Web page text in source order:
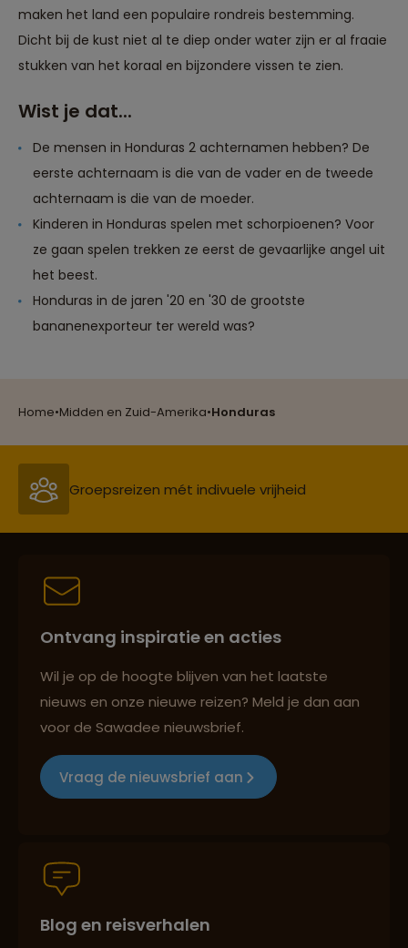
Home•Midden en Zuid-Amerika•Honduras
maken het land een populaire rondreis bestemming.
Dicht bij de kust niet al te diep onder water zijn er al fraaie
stukken van het koraal en bijzondere vissen te zien.
Wist je dat...
De mensen in Honduras 2 achternamen hebben? De
eerste achternaam is die van de vader en de tweede
achternaam is die van de moeder.
Kinderen in Honduras spelen met schorpioenen? Voor
ze gaan spelen trekken ze eerst de gevaarlijke angel uit
het beest.
Honduras in de jaren '20 en '30 de grootste
bananenexporteur ter wereld was?
Reizen met oog voor mens, cultuur en milieu
Persoonlijk en deskundig reisadvies
Best beoordeelde reisroutes
Groepsreizen mét indivuele vrijheid
Best beoordeelde reisroutes
Ontvang inspiratie en acties
Wil je op de hoogte blijven van het laatste
nieuws en onze nieuwe reizen? Meld je dan aan
voor de Sawadee nieuwsbrief.
Vraag de nieuwsbrief aan
Blog en reisverhalen